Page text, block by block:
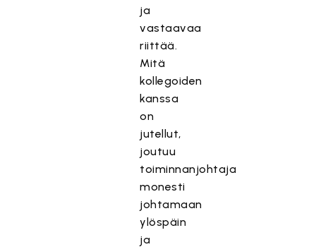
ja
vastaavaa
riittää.
Mitä
kollegoiden
kanssa
on
jutellut,
joutuu
toiminnanjohtaja
monesti
johtamaan
ylöspäin
ja